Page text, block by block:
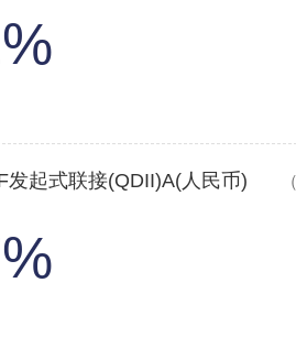
发起式联接(QDII)A(人民币)